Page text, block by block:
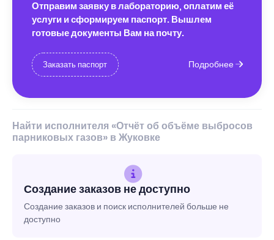
Отправим заявку в лабораторию, оплатим её
услуги и сформируем паспорт. Вышлем
готовые документы Вам на почту.
Заказать паспорт Подробнее
Найти исполнителя «Отчёт об объёме выбросов
парниковых газов» в Жуковке
Создание заказов не доступно
Создание заказов и поиск исполнителей больше не
доступно